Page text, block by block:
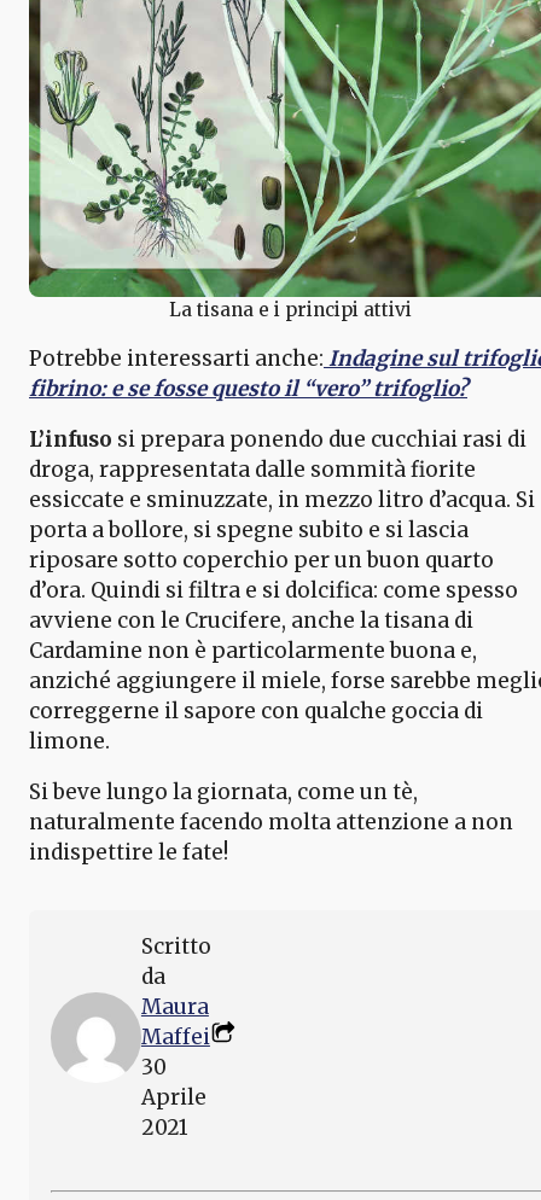
La tisana e i principi attivi
Potrebbe interessarti anche: Indagine sul
fibrino: e se fosse questo il “vero” trifoglio?
L’infuso si prepara ponendo due cucchiai rasi di
droga, rappresentata dalle sommità fiorite
essiccate e sminuzzate, in mezzo litro d’acqua. Si
porta a bollore, si spegne subito e si lascia
riposare sotto coperchio per un buon quarto
d’ora. Quindi si filtra e si dolcifica: come spesso
avviene con le Crucifere, anche la tisana di
Cardamine non è particolarmente buona e,
anziché aggiungere il miele, forse sarebbe
correggerne il sapore con qualche goccia di
limone.
Si beve lungo la giornata, come un tè,
naturalmente facendo molta attenzione a non
indispettire le fate!
Scritto
da
Maura
Maffei
30
Aprile
2021